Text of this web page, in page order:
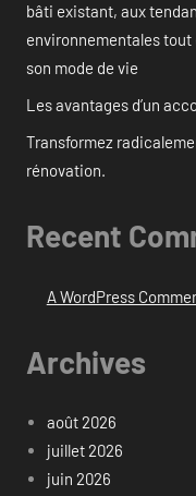
bâti existant, aux
environnementales
son mode de vie
Les avantages d’un
Transformez
rénovation.
Recent
A WordPress
Archives
août 2026
juillet 2026
juin 2026